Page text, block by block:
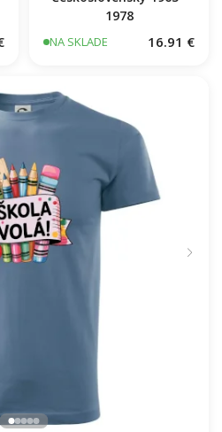
Československý 1963 -
1978
NA SKLADE 16.91 €